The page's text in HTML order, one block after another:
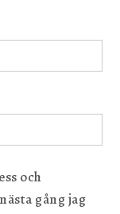
och
gång jag